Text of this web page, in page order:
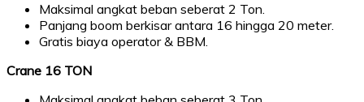
Maksimal angkat beban seberat 2 Ton.
Panjang boom berkisar antara 16 hingga 20 meter.
Gratis biaya operator & BBM.
Crane 16 TON